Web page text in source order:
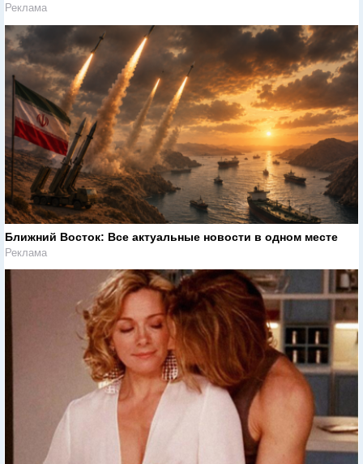
Реклама
Ближний Восток: Все актуальные новости в одном месте
Реклама